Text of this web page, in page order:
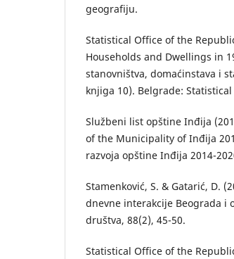
geografiju.
Statistical Office of the
Households and Dwellings in
stanovništva, domaćinstava i
knjiga 10). Belgrade:
Službeni list opštine Inđija
of the Municipality of Inđija
razvoja opštine Inđija 2014-
Stamenković, S. & Gatarić, D.
dnevne interakcije Beograda i
društva, 88(2), 45-50.
Statistical Office of the